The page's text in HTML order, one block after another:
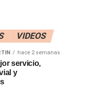
VIDEOS
hace 2 semanas
servicio,
y